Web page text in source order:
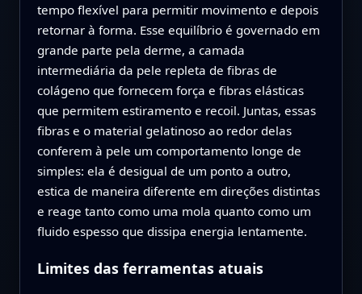
tempo flexível para permitir movimento e depois
retornar à forma. Esse equilíbrio é governado em
grande parte pela derme, a camada
intermediária da pele repleta de fibras de
colágeno que fornecem força e fibras elásticas
que permitem estiramento e recoil. Juntas, essas
fibras e o material gelatinoso ao redor delas
conferem à pele um comportamento longe de
simples: ela é desigual de um ponto a outro,
estica de maneira diferente em direções distintas
e reage tanto como uma mola quanto como um
fluido espesso que dissipa energia lentamente.
Limites das ferramentas atuais